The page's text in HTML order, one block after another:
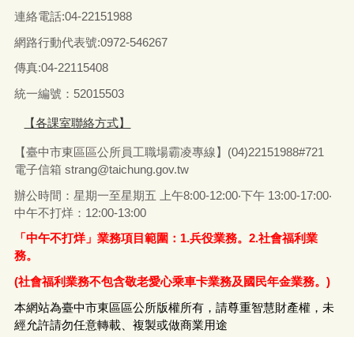
連絡電話:04-22151988
網路行動代表號:0972-546267
傳真:04-22115408
統一編號：52015503
【各課室聯絡方式】
【臺中市東區區公所員工職場霸凌專線】(04)22151988#721
電子信箱 strang@taichung.gov.tw
辦公時間：星期一至星期五 上午8:00-12:00‧下午 13:00-17:00‧
中午不打烊：12:00-13:00
「中午不打烊」業務項目範圍：1.兵役業務。2.社會福利業
務。
(社會福利業務不包含敬老愛心乘車卡業務及國民年金業務。)
本網站為臺中市東區區公所版權所有，請尊重智慧財產權，未
經允許請勿任意轉載、複製或做商業用途